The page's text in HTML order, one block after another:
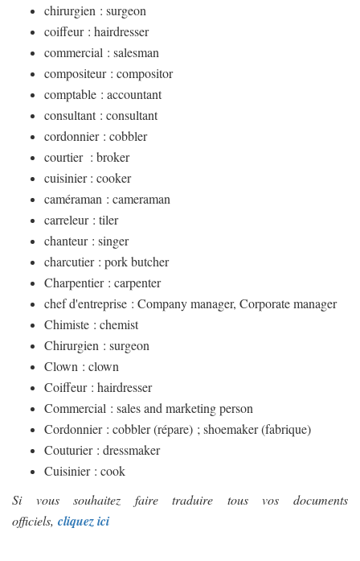
chirurgien : surgeon
coiffeur : hairdresser
commercial : salesman
compositeur : compositor
comptable : accountant
consultant : consultant
cordonnier : cobbler
courtier : broker
cuisinier : cooker
caméraman : cameraman
carreleur : tiler
chanteur : singer
charcutier : pork butcher
Charpentier : carpenter
chef d'entreprise : Company manager, Corporate manager
Chimiste : chemist
Chirurgien : surgeon
Clown : clown
Coiffeur : hairdresser
Commercial : sales and marketing person
Cordonnier : cobbler (répare) ; shoemaker (fabrique)
Couturier : dressmaker
Cuisinier : cook
Si vous souhaitez faire traduire tous vos documents
officiels, cliquez ici